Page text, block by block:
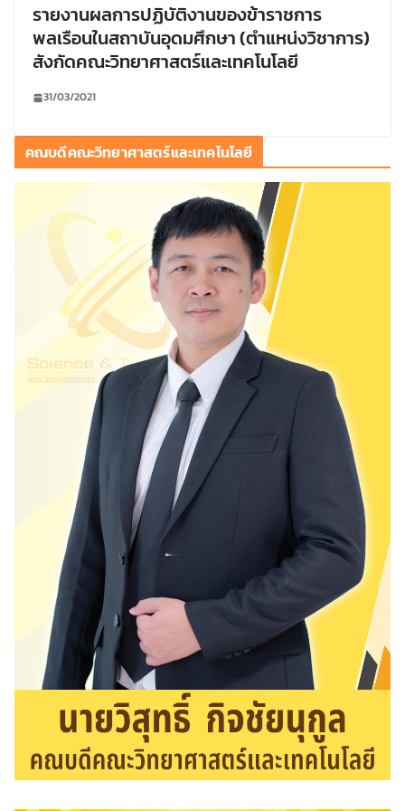
รายงานผลการปฏิบัติงานของข้าราชการ
พลเรือนในสถาบันอุดมศึกษา (ตำแหน่งวิชาการ)
สังกัดคณะวิทยาศาสตร์และเทคโนโลยี
31/03/2021
คณบดีคณะวิทยาศาสตร์และเทคโนโลยี